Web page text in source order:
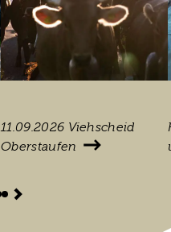
11.09.2026 Viehscheid
Oberstaufen